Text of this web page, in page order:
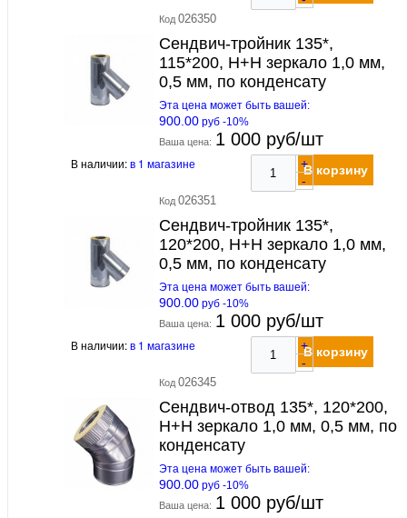
Код 026350
Сендвич-тройник 135*,
115*200, Н+Н зеркало 1,0 мм,
0,5 мм, по конденсату
Эта цена может быть вашей:
900.00 руб -10%
Ваша цена: 1 000 руб/шт
В наличии:в 1 магазине
+
-
В корзину
Код 026351
Сендвич-тройник 135*,
120*200, Н+Н зеркало 1,0 мм,
0,5 мм, по конденсату
Эта цена может быть вашей:
900.00 руб -10%
Ваша цена: 1 000 руб/шт
В наличии:в 1 магазине
+
-
В корзину
Код 026345
Сендвич-отвод 135*, 120*200,
Н+Н зеркало 1,0 мм, 0,5 мм, по
конденсату
Эта цена может быть вашей:
900.00 руб -10%
Ваша цена: 1 000 руб/шт